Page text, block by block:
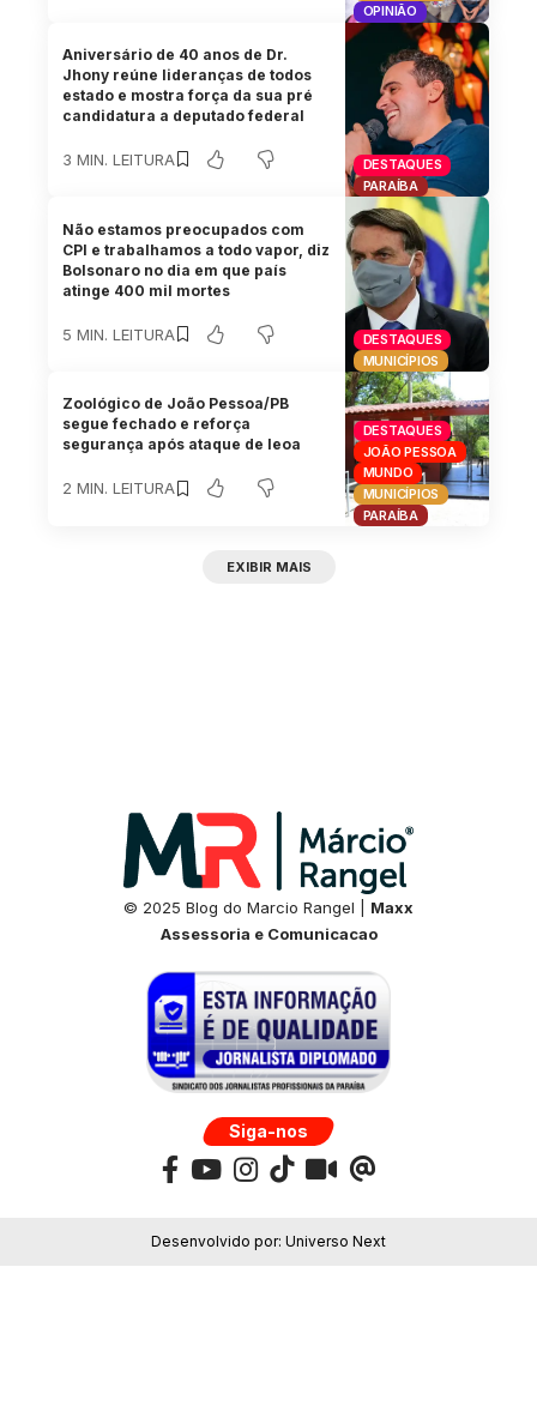
OPINIÃO
DESTAQUES
PARAÍBA
Aniversário de 40 anos de Dr.
Jhony reúne lideranças de todos
estado e mostra força da sua pré
candidatura a deputado federal
3 MIN. LEITURA
DESTAQUES
MUNICÍPIOS
Não estamos preocupados com
CPI e trabalhamos a todo vapor, diz
Bolsonaro no dia em que país
atinge 400 mil mortes
5 MIN. LEITURA
DESTAQUES
JOÃO PESSOA
MUNDO
MUNICÍPIOS
PARAÍBA
Zoológico de João Pessoa/PB
segue fechado e reforça
segurança após ataque de leoa
2 MIN. LEITURA
EXIBIR MAIS
© 2025 Blog do Marcio Rangel | Maxx
Assessoria e Comunicacao
Siga-nos
Desenvolvido por: Universo Next